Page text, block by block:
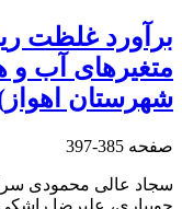
برآورد غلظت
متغیرهای آب و
شهرستان
صفحه 385-397
سجاد عالی محمودی
جویباری، علیرضا